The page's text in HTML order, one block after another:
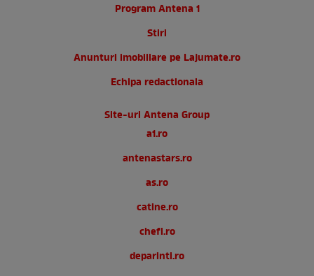
Program Antena 1
Stiri
Anunturi imobiliare pe Lajumate.ro
Echipa redactionala
Site-uri Antena Group
a1.ro
antenastars.ro
as.ro
catine.ro
chefi.ro
deparinti.ro